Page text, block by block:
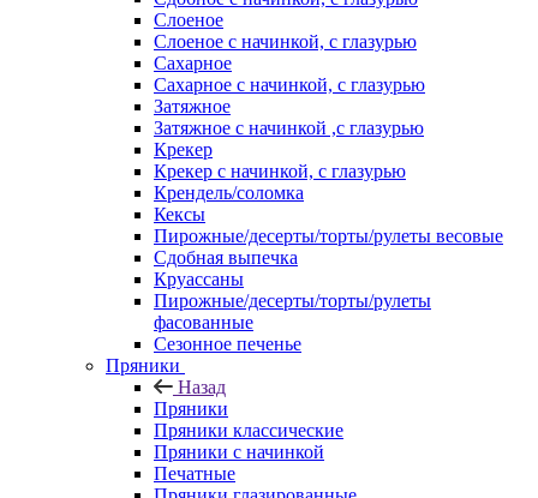
Слоеное
Слоеное с начинкой, с глазурью
Сахарное
Сахарное с начинкой, с глазурью
Затяжное
Затяжное с начинкой ,с глазурью
Крекер
Крекер с начинкой, с глазурью
Крендель/соломка
Кексы
Пирожные/десерты/торты/рулеты весовые
Сдобная выпечка
Круассаны
Пирожные/десерты/торты/рулеты
фасованные
Сезонное печенье
Пряники
Назад
Пряники
Пряники классические
Пряники с начинкой
Печатные